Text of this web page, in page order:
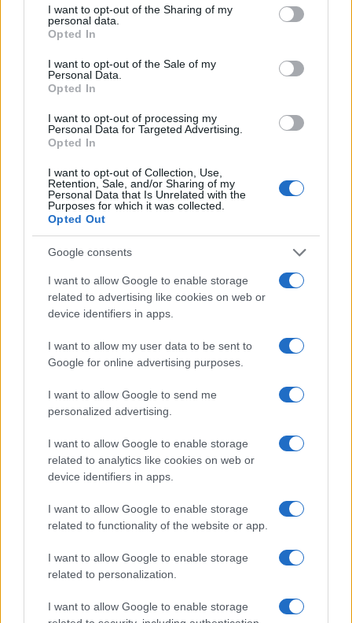
I want to opt-out of the Sharing of my
personal data.
Opted In
I want to opt-out of the Sale of my
Personal Data.
Opted In
I want to opt-out of processing my
Personal Data for Targeted Advertising.
Opted In
I want to opt-out of Collection, Use,
Retention, Sale, and/or Sharing of my
Personal Data that Is Unrelated with the
Purposes for which it was collected.
Opted Out
Google consents
I want to allow Google to enable storage
related to advertising like cookies on web or
device identifiers in apps.
I want to allow my user data to be sent to
Google for online advertising purposes.
I want to allow Google to send me
personalized advertising.
I want to allow Google to enable storage
related to analytics like cookies on web or
device identifiers in apps.
I want to allow Google to enable storage
related to functionality of the website or app.
I want to allow Google to enable storage
related to personalization.
I want to allow Google to enable storage
fiducia cieca appartiene solo ai ceti elettorali da
ZTL, dove va per la maggiore il centrosinistra e
governa dai tempi di Cola di Rienzo.
Si dice ancora, per cercare di lenire questo senso
di impotente e inerte frustrazione: tutta strategia.
ritardo costituisca una zavorra letale, a voler
proprio essere sinceri se uno vuol vedere
strategia dietro questo silenzio e dietro questo
attendismo sembra che l’unica strategia vera sia
quella del tutti contro tutti interna al centrodestra.
Faida strutturale, lotta tribale tra correnti,
correntine, antipatie tra singoli esponenti.
Se uno va a vedere bene, e non serve nemmeno
principalmentenom de plumedella destra, destra
sociale, quella roba lì che sotto ‘sociale’ rubrica
protezionismo economico, amicizie scalcagnate,
nostalgismo d’antan, nomine fatte male e confuse
e una pervicace attenzione per le periferie e per il
disagio sociale, come se illumpenproletariatfosse
l’unica sirena attraverso cui alimentare la propria
azione politica.
Endemicamente litigioso, ferocemente diviso non
per motivi ideologici ma solo per tetri giardinetti